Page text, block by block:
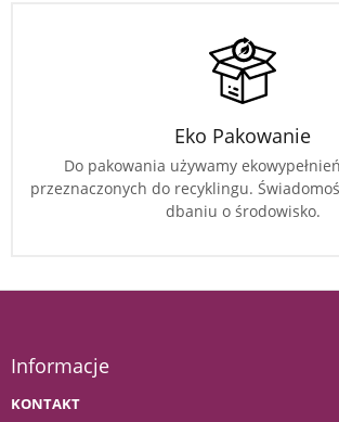
Eko Pakowanie
Do pakowania używamy
przeznaczonych do recyklingu.
dbaniu o środowisko.
Informacje
KONTAKT